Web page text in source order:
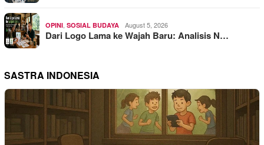
OPINI SOSIAL BUDAYA August 5, 2026
Dari Logo Lama ke Wajah Baru: Analisis N…
SASTRA INDONESIA